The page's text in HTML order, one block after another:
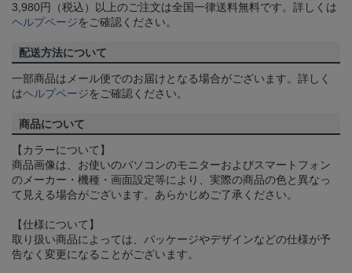
3,980円（税込）以上のご注文は全国一律送料無料です。詳しくは
ヘルプページをご確認ください。
配送方法について
一部商品はメール便でのお届けとなる場合がございます。詳しく
はヘルプページをご確認ください。
商品について
【カラーについて】
商品画像は、お使いのパソコンのモニターおよびスマートフォン
のメーカー・機種・画面設定等により、実際の商品の色と異なっ
て見える場合がございます。あらかじめご了承ください。
【仕様について】
取り扱い商品によっては、パッケージやデザインなどの仕様が予
告なく変更になることがございます。